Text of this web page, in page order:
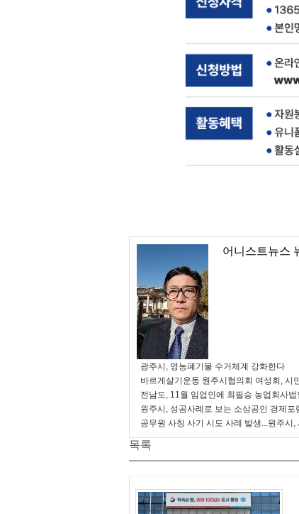
어니스트뉴스
광주시, 영농폐기물 수거체계 강화한다
바르게살기운동 원주시협의회 여성회, 시
전남도, 11월 임업인에 최필승 농업회사
원주시, 성공사례로 보는 소상공인 경제포
공무원 사칭 사기 시도 사례 발생...원주시,
목록